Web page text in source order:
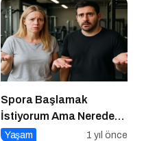
Spora Başlamak
İstiyorum Ama Nereden
Başlayacağımı
Yaşam 1 yıl önce